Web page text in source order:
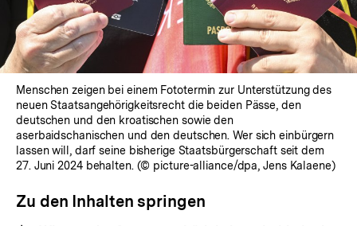
Menschen zeigen bei einem Fototermin zur Unterstützung des
neuen Staatsangehörigkeitsrecht die beiden Pässe, den
deutschen und den kroatischen sowie den
aserbaidschanischen und den deutschen. Wer sich einbürgern
lassen will, darf seine bisherige Staatsbürgerschaft seit dem
27. Juni 2024 behalten. (© picture-alliance/dpa, Jens Kalaene)
Zu den Inhalten springen